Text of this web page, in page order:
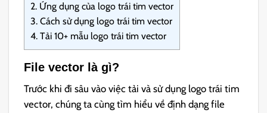
2. Ứng dụng của logo trái tim vector
3. Cách sử dụng logo trái tim vector
4. Tải 10+ mẫu logo trái tim vector
File vector là gì?
Trước khi đi sâu vào việc tải và sử dụng logo trái tim
vector, chúng ta cùng tìm hiểu về định dạng file